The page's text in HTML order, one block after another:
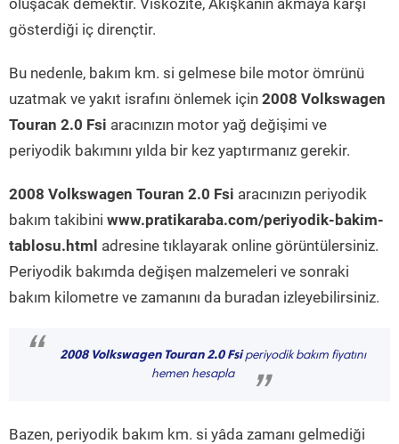
oluşacak demektir. Viskozite, Akışkanın akmaya karşı
gösterdiği iç dirençtir.
Bu nedenle, bakım km. si gelmese bile motor ömrünü
uzatmak ve yakıt israfını önlemek için 2008 Volkswagen
Touran 2.0 Fsi aracınızın motor yağ değişimi ve
periyodik bakımını yılda bir kez yaptırmanız gerekir.
2008 Volkswagen Touran 2.0 Fsi aracınızın periyodik
bakım takibini www.pratikaraba.com/periyodik-bakim-
tablosu.html adresine tıklayarak online görüntülersiniz.
Periyodik bakımda değişen malzemeleri ve sonraki
bakım kilometre ve zamanını da buradan izleyebilirsiniz.
“ 2008 Volkswagen Touran 2.0 Fsiperiyodik bakım fiyatını
hemen hesapla
”
Bazen, periyodik bakım km. si yâda zamanı gelmediği